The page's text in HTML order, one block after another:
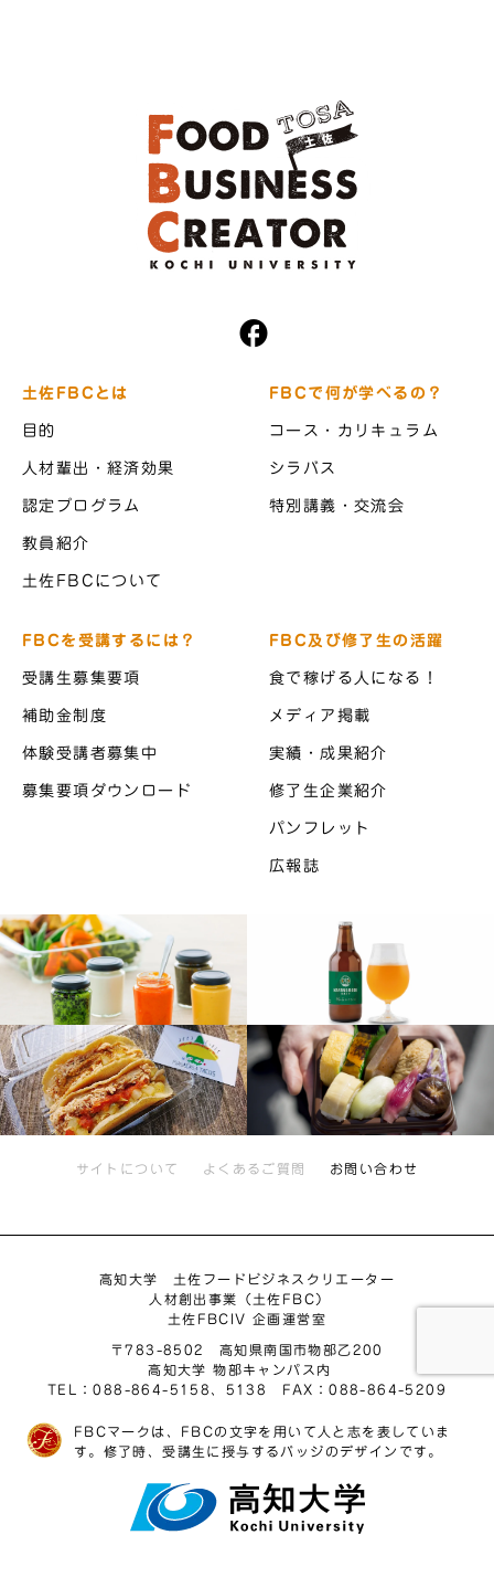
土佐FBCとは
目的
人材輩出・経済効果
認定プログラム
教員紹介
土佐FBCについて
FBCで何が学べるの？
コース・カリキュラム
シラバス
特別講義・交流会
FBCを受講するには？
受講生募集要項
補助金制度
体験受講者募集中
募集要項ダウンロード
FBC及び修了生の活躍
食で稼げる人になる！
メディア掲載
実績・成果紹介
修了生企業紹介
パンフレット
広報誌
サイトについて よくあるご質問 お問い合わせ
高知大学 土佐フードビジネスクリエーター
人材創出事業（土佐FBC）
土佐FBCIV 企画運営室
〒783-8502 高知県南国市物部乙200
高知大学 物部キャンパス内
TEL：088-864-5158、5138 FAX：088-864-5209
FBCマークは、FBCの文字を用いて人と志を表していま
す。修了時、受講生に授与するバッジのデザインです。